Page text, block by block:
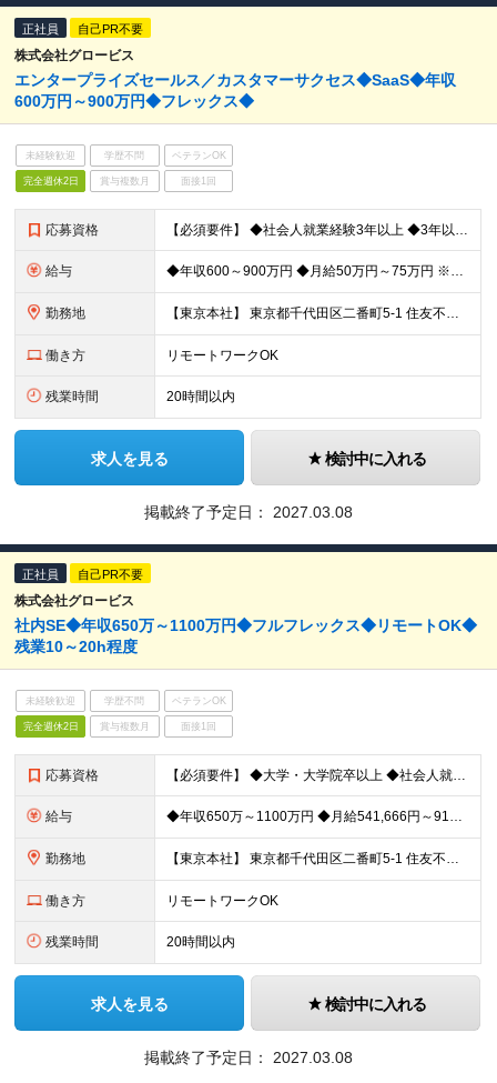
正社員 自己PR不要
株式会社グロービス
エンタープライズセールス／カスタマーサクセス◆SaaS◆年収
600万円～900万円◆フレックス◆
未経験歓迎 学歴不問 ベテランOK
完全週休2日 賞与複数月 面接1回
応募資格 【必須要件】 ◆社会人就業経験3年以上 ◆3年以上のエンタープライズ領域でのセールスもしくはカスタマーサクセス経験 ◆顧客のニーズを把握し、適切なソリューションを提案できる交渉力と提案力 ◆成
給与 ◆年収600～900万円 ◆月給50万円～75万円 ※上記金額には固定残業代（13,304円～195,455円／月45時間分）を含みます ※組織への適応、周囲との関係性構築を目的とし、オンボーディング
勤務地 【東京本社】 東京都千代田区二番町5-1 住友不動産麹町ビル 【アネックス】 東京都千代田区麹町4-2-6 住友不動産麹町ファーストビル 【大阪オフィス】 大阪府大阪市淀川区宮原1-1-1 新大
働き方 リモートワークOK
残業時間 20時間以内
求人を見る 検討中に入れる
掲載終了予定日： 2027.03.08
正社員 自己PR不要
株式会社グロービス
社内SE◆年収650万～1100万円◆フルフレックス◆リモートOK◆
残業10～20h程度
未経験歓迎 学歴不問 ベテランOK
完全週休2日 賞与複数月 面接1回
応募資格 【必須要件】 ◆大学・大学院卒以上 ◆社会人就業経験3年以上 ◆AI、機械学習にかかわる以下のいずれかの知識、実務経験 ・DataとAI技術を活用したAIシステムの設計・開発 ・Deep Learni
給与 ◆年収650万～1100万円 ◆月給541,666円～916,666円 ※上記金額には固定残業代（141,162円～238,889円／月45時間分）を含みます ※組織への適応、周囲との関係性構築を目的
勤務地 【東京本社】 東京都千代田区二番町5-1 住友不動産麹町ビル ※（変更の範囲）上記を除く当社関連勤務地
働き方 リモートワークOK
残業時間 20時間以内
求人を見る 検討中に入れる
掲載終了予定日： 2027.03.08